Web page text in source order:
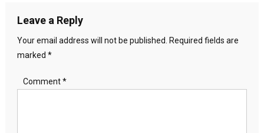
Leave a Reply
Your email address will not be published. Required fields are
marked *
Comment*